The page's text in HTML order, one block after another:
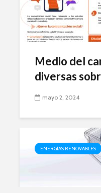
Medio del
diversas
mayo 2, 2024
ENERGÍAS RENOVABLES